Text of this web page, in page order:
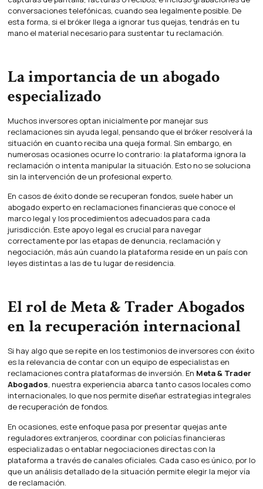
conversaciones telefónicas, cuando sea legalmente posible. De
esta forma, si el bróker llega a ignorar tus quejas, tendrás en tu
mano el material necesario para sustentar tu reclamación.
La importancia de un abogado
especializado
Muchos inversores optan inicialmente por manejar sus
reclamaciones sin ayuda legal, pensando que el bróker resolverá la
situación en cuanto reciba una queja formal. Sin embargo, en
numerosas ocasiones ocurre lo contrario: la plataforma ignora la
reclamación o intenta manipular la situación. Esto no se soluciona
sin la intervención de un profesional experto.
En casos de éxito donde se recuperan fondos, suele haber un
abogado experto en reclamaciones financieras que conoce el
marco legal y los procedimientos adecuados para cada
jurisdicción. Este apoyo legal es crucial para navegar
correctamente por las etapas de denuncia, reclamación y
negociación, más aún cuando la plataforma reside en un país con
leyes distintas a las de tu lugar de residencia.
El rol de Meta & Trader Abogados
en la recuperación internacional
Si hay algo que se repite en los testimonios de inversores con éxito
es la relevancia de contar con un equipo de especialistas en
reclamaciones contra plataformas de inversión. En Meta & Trader
Abogados, nuestra experiencia abarca tanto casos locales como
internacionales, lo que nos permite diseñar estrategias integrales
de recuperación de fondos.
En ocasiones, este enfoque pasa por presentar quejas ante
reguladores extranjeros, coordinar con policías financieras
especializadas o entablar negociaciones directas con la
plataforma a través de canales oficiales. Cada caso es único, por lo
que un análisis detallado de la situación permite elegir la mejor vía
de reclamación.